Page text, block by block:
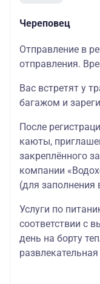
Череповец
Отправление в
отправления.
Вас встретят у
багажом и
После
каюты,
закреплённого
компании
(для заполнения
Услуги по
соответствии с
день на борту